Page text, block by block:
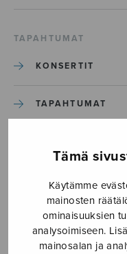
Tämä
Käytämme
mainosten
ominaisuuksien
analysoimiseen.
mainosalan ja
TAPAHTUMAT
KONSERTIT
TAPAHTUMAT
Etusivu › Media ›
Ecce